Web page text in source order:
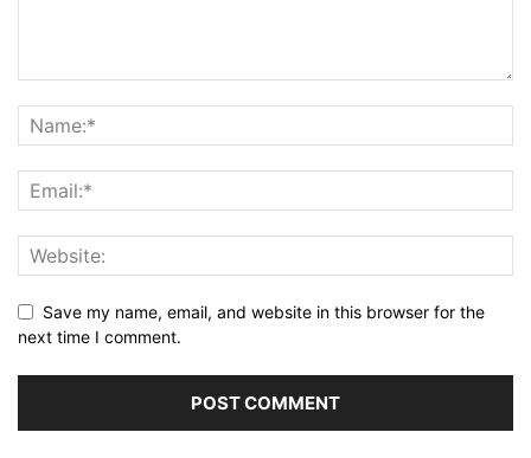
Save my name, email, and website in this browser for the
next time I comment.